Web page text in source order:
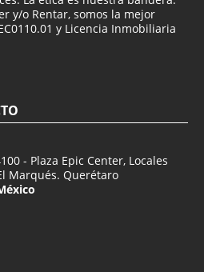
y/o Rentar, somos la mejor
y Licencia Inmobiliaria
- Plaza Epic Center, Locales
Marqués. Querétaro